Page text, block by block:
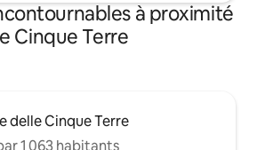
à proximité
Cinque Terre
delle Cinque Terre
1 063 habitants